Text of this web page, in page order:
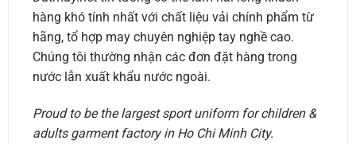
hàng khó tính nhất với chất liệu vải chính phẩm từ
hãng, tổ hợp may chuyên nghiệp tay nghề cao.
Chúng tôi thường nhận các đơn đặt hàng trong
nước lẫn xuất khẩu nước ngoài.
Proud to be the largest sport uniform for children &
adults garment factory in Ho Chi Minh City.